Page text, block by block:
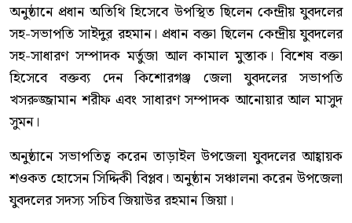
অনুষ্ঠানে প্রধান অতিথি হিসেবে উপস্থিত ছিলেন কেন্দ্রীয় যুবদলের
সহ-সভাপতি সাইদুর রহমান। প্রধান বক্তা ছিলেন কেন্দ্রীয় যুবদলের
সহ-সাধারণ সম্পাদক মর্তুজা আল কামাল মুস্তাক। বিশেষ বক্তা
হিসেবে বক্তব্য দেন কিশোরগঞ্জ জেলা যুবদলের সভাপতি
খসরুজ্জামান শরীফ এবং সাধারণ সম্পাদক আনোয়ার আল মাসুদ
সুমন।
অনুষ্ঠানে সভাপতিত্ব করেন তাড়াইল উপজেলা যুবদলের আহ্বায়ক
শওকত হোসেন সিদ্দিকী বিপ্লব। অনুষ্ঠান সঞ্চালনা করেন উপজেলা
যুবদলের সদস্য সচিব জিয়াউর রহমান জিয়া।